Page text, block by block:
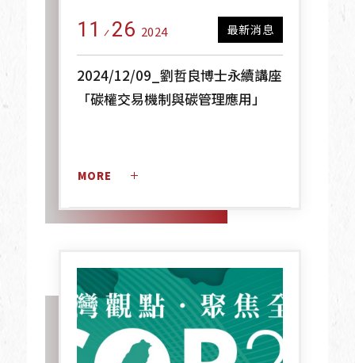
11 26 2024 最新消息
2024/12/09_劉哲良博士永續講座
「碳權交易機制與碳管理應用」
MORE